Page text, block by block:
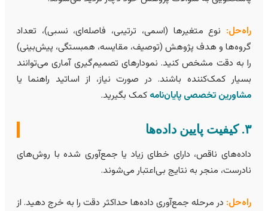
نوع متغیرها (اسمی، ترتیبی، فاصله‌ای، نسبی)، تعداد
و هدف پژوهش (توصیف، مقایسه، همبستگی، پیش‌بینی)
به دقت مشخص کنید. نمودارهای تصمیم‌گیری آماری می‌توانند
کمک‌کننده باشند. در صورت نیاز، از اساتید راهنما یا
تخصصی پایان‌نامهکمک بگیرید.
ناقص، دارای خطای زیاد یا جمع‌آوری شده با روش‌های
منجر به نتایج بی‌اعتبار می‌شوند.
در مرحله جمع‌آوری داده‌ها حداکثر دقت را به خرج دهید. از